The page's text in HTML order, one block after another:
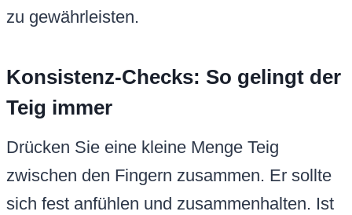
zu gewährleisten.
Konsistenz-Checks: So gelingt der
Teig immer
Drücken Sie eine kleine Menge Teig
zwischen den Fingern zusammen. Er sollte
sich fest anfühlen und zusammenhalten. Ist